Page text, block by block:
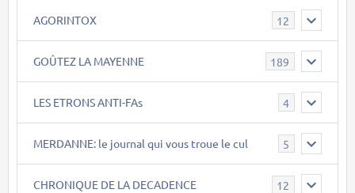
AGORINTOX 12
GOÛTEZ LA MAYENNE 189
LES ETRONS ANTI-FAs 4
MERDANNE: le journal qui vous troue le cul 5
CHRONIQUE DE LA DECADENCE 12